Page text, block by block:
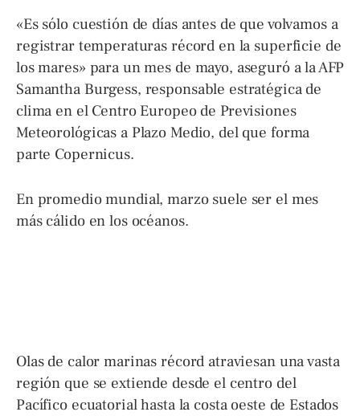
«Es sólo cuestión de días antes de que volvamos a
registrar temperaturas récord en la superficie de
los mares» para un mes de mayo, aseguró a la AFP
Samantha Burgess, responsable estratégica de
clima en el Centro Europeo de Previsiones
Meteorológicas a Plazo Medio, del que forma
parte Copernicus.
En promedio mundial, marzo suele ser el mes
más cálido en los océanos.
Olas de calor marinas récord atraviesan una vasta
región que se extiende desde el centro del
Pacífico ecuatorial hasta la costa oeste de Estados